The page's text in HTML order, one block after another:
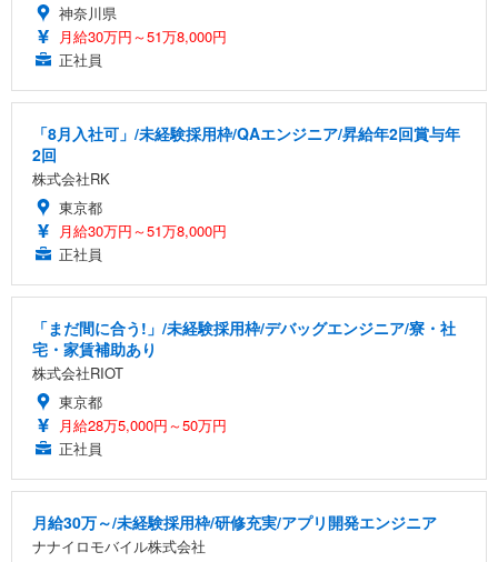
神奈川県
月給30万円～51万8,000円
正社員
「8月入社可」/未経験採用枠/QAエンジニア/昇給年2回賞与年
2回
株式会社RK
東京都
月給30万円～51万8,000円
正社員
「まだ間に合う!」/未経験採用枠/デバッグエンジニア/寮・社
宅・家賃補助あり
株式会社RIOT
東京都
月給28万5,000円～50万円
正社員
月給30万～/未経験採用枠/研修充実/アプリ開発エンジニア
ナナイロモバイル株式会社